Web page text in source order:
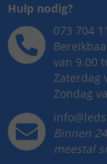
Hulp nodig?
073 704
van 9.00
Zaterdag
Zondag
Binnen
meestal